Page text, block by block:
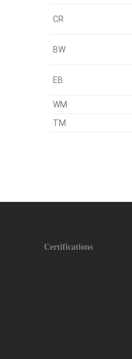
CR
BW
EB
WM
TM
Certifications